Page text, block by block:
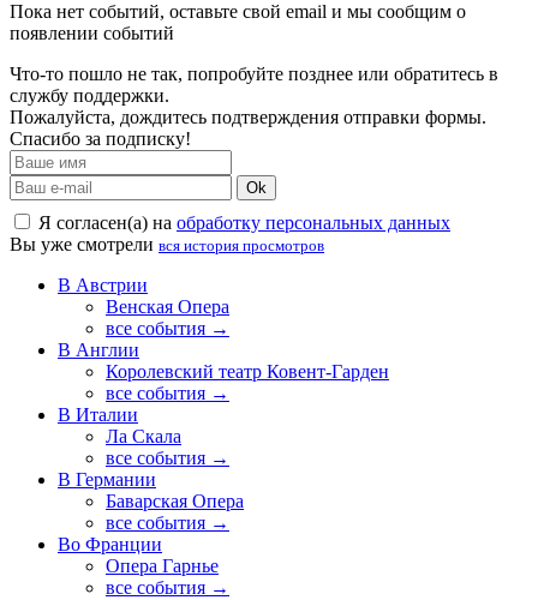
Пока нет событий, оставьте свой email и мы сообщим о
появлении событий
Что-то пошло не так, попробуйте позднее или обратитесь в
службу поддержки.
Пожалуйста, дождитесь подтверждения отправки формы.
Спасибо за подписку!
Ok
Я согласен(а) на обработку персональных данных
Вы уже смотрели вся история просмотров
В Австрии
Венская Опера
все события →
В Англии
Королевский театр Ковент-Гарден
все события →
В Италии
Ла Скала
все события →
В Германии
Баварская Опера
все события →
Во Франции
Опера Гарнье
все события →